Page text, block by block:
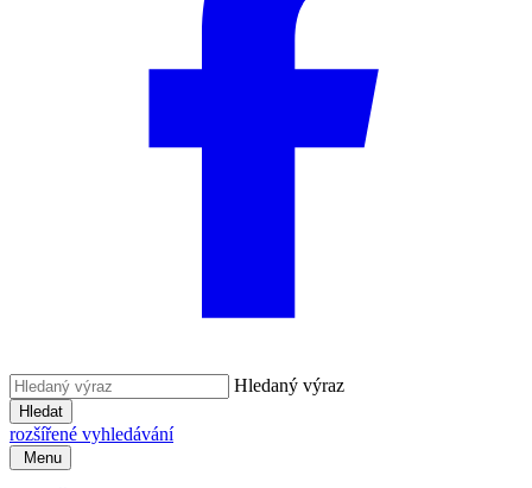
Hledaný výraz
Hledat
rozšířené vyhledávání
Menu